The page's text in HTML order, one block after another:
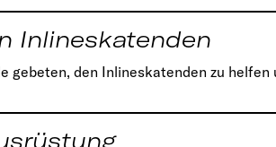
Inlineskatenden
gebeten, den Inlineskatenden zu